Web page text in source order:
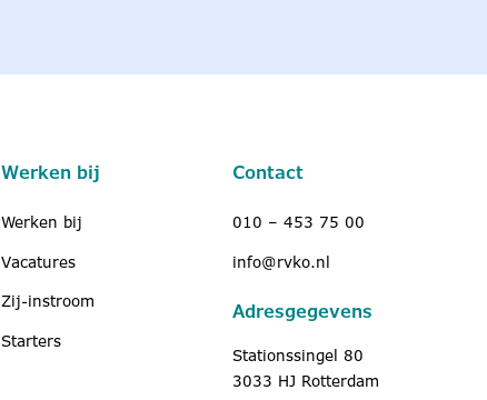
Werken bij
Werken bij
Vacatures
Zij-instroom
Starters
Contact
010 – 453 75 00
info@rvko.nl
Adresgegevens
Stationssingel 80
3033 HJ Rotterdam